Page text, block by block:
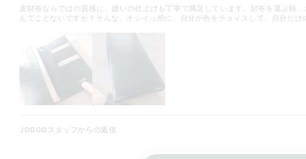
皮財布ならではの質感に、縫いの仕上げも丁寧で満足しています。財布を選ぶ時
んてことないですか？そんな、オシイっ所に、自分が色をチョイスして、自分だ
JOGGOスタッフからの返信